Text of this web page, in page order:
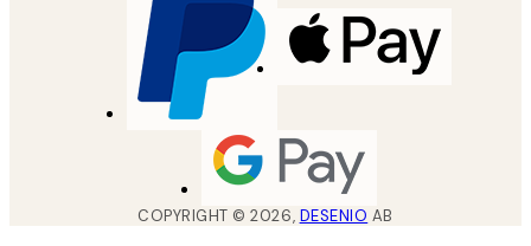
COPYRIGHT ©2026, DESENIO AB